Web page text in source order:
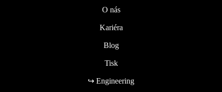
O nás
Kariéra
Blog
Tisk
↪ Engineering